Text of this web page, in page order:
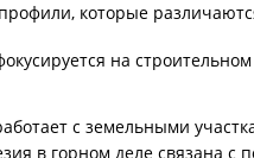
которые
на
с земельными
в горном деле связана